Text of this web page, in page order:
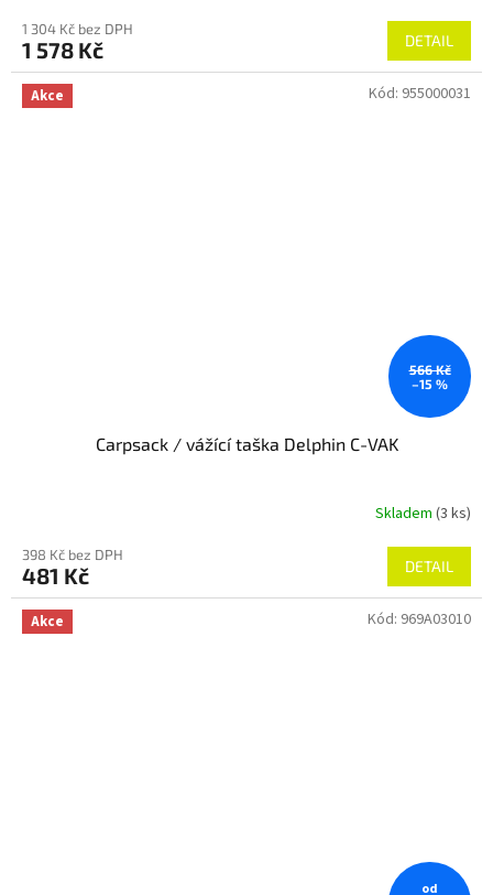
1 304 Kč bez DPH
1 578 Kč DETAIL
Akce
566 Kč
–15 %
Carpsack / vážící taška Delphin C-VAK
Skladem (3 ks)
398 Kč bez DPH
481 Kč DETAIL
Kód: 955000031
Akce
od
Kód: 969A03010